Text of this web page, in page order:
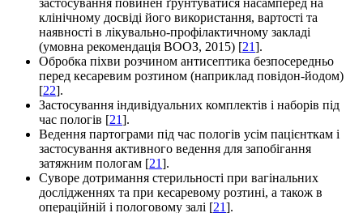
застосування повинен ґрунтуватися насамперед на
клінічному досвіді його використання, вартості та
наявності в лікувально-профілактичному закладі
(умовна рекомендація ВООЗ, 2015) [21].
Обробка піхви розчином антисептика безпосередньо
перед кесаревим розтином (наприклад повідон-йодом)
[22].
Застосування індивідуальних комплектів і наборів під
час пологів [21].
Ведення партограми під час пологів усім пацієнткам і
застосування активного ведення для запобігання
затяжним пологам [21].
Суворе дотримання стерильності при вагінальних
дослідженнях та при кесаревому розтині, а також в
операційній і пологовому залі [21].